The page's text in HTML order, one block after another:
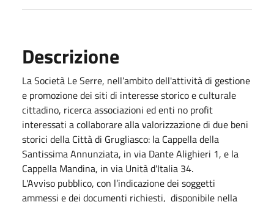
Descrizione
La Società Le Serre, nell’ambito dell'attività di gestione
e promozione dei siti di interesse storico e culturale
cittadino, ricerca associazioni ed enti no profit
interessati a collaborare alla valorizzazione di due beni
storici della Città di Grugliasco: la Cappella della
Santissima Annunziata, in via Dante Alighieri 1, e la
Cappella Mandina, in via Unità d'Italia 34.
L'Avviso pubblico, con l’indicazione dei soggetti
ammessi e dei documenti richiesti, disponibile nella